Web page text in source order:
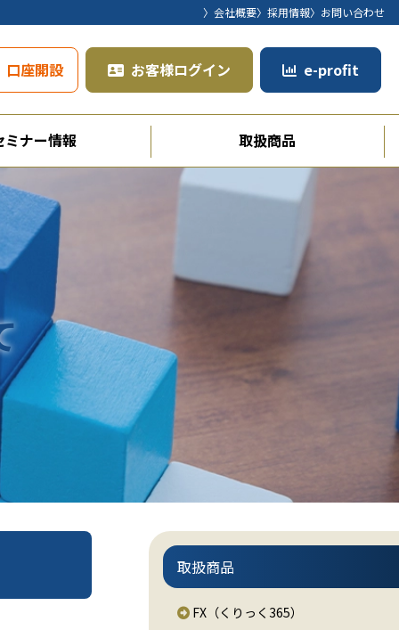
〉会社概要〉採用情報〉お問い合わせ
口座開設 お客様ログイン e-profit
ミナー情報 取扱商品
取扱商品
FX（くりっく365）